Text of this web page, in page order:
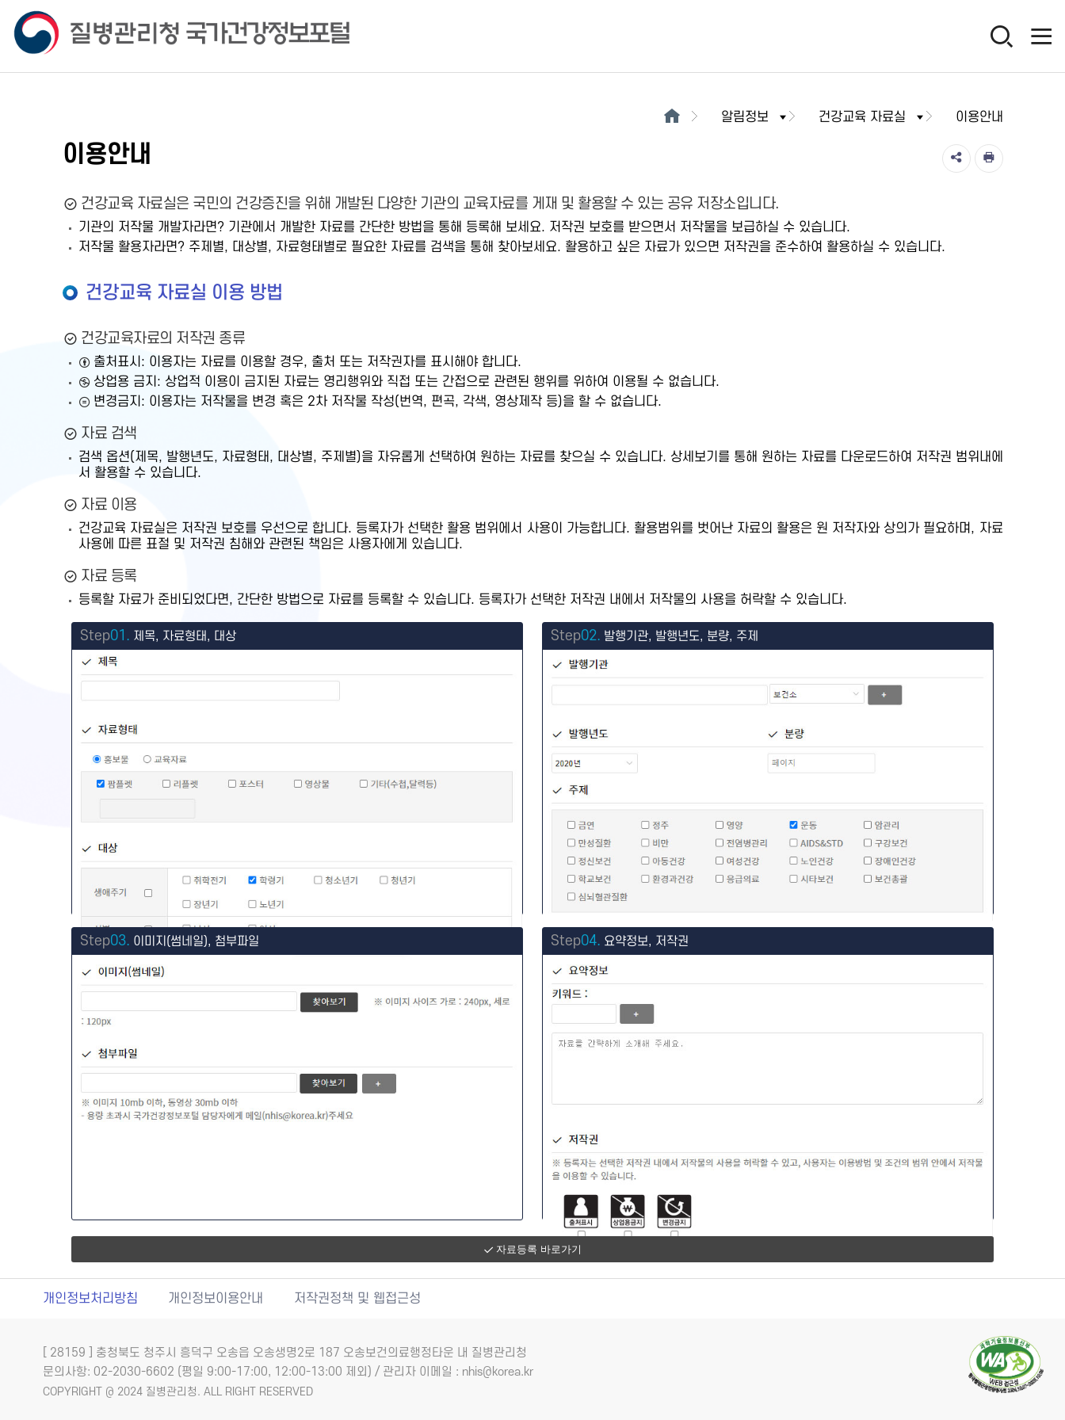
알림정보 건강교육 자료실 이용안내
이용안내
건강교육 자료실은 국민의 건강증진을 위해 개발된 다양한 기관의 교육자료를 게재 및 활용할 수 있는 공유 저장소입니다.
기관의 저작물 개발자라면? 기관에서 개발한 자료를 간단한 방법을 통해 등록해 보세요. 저작권 보호를 받으면서 저작물을 보급하실 수 있습니다.
저작물 활용자라면? 주제별, 대상별, 자료형태별로 필요한 자료를 검색을 통해 찾아보세요. 활용하고 싶은 자료가 있으면 저작권을 준수하여 활용하실 수 있습니다.
건강교육 자료실 이용 방법
건강교육자료의 저작권 종류
출처표시: 이용자는 자료를 이용할 경우, 출처 또는 저작권자를 표시해야 합니다.
상업용 금지: 상업적 이용이 금지된 자료는 영리행위와 직접 또는 간접으로 관련된 행위를 위하여 이용될 수 없습니다.
변경금지: 이용자는 저작물을 변경 혹은 2차 저작물 작성(번역, 편곡, 각색, 영상제작 등)을 할 수 없습니다.
자료 검색
검색 옵션(제목, 발행년도, 자료형태, 대상별, 주제별)을 자유롭게 선택하여 원하는 자료를 찾으실 수 있습니다. 상세보기를 통해 원하는 자료를 다운로드하여 저작권 범위내에
서 활용할 수 있습니다.
자료 이용
건강교육 자료실은 저작권 보호를 우선으로 합니다. 등록자가 선택한 활용 범위에서 사용이 가능합니다. 활용범위를 벗어난 자료의 활용은 원 저작자와 상의가 필요하며, 자료
사용에 따른 표절 및 저작권 침해와 관련된 책임은 사용자에게 있습니다.
자료 등록
등록할 자료가 준비되었다면, 간단한 방법으로 자료를 등록할 수 있습니다. 등록자가 선택한 저작권 내에서 저작물의 사용을 허락할 수 있습니다.
Step01. 제목, 자료형태, 대상 Step02. 발행기관, 발행년도, 분량, 주제
Step03. 이미지(썸네일), 첨부파일 Step04. 요약정보, 저작권
자료등록 바로가기
개인정보처리방침 개인정보이용안내 저작권정책 및 웹접근성
[ 28159 ] 충청북도 청주시 흥덕구 오송읍 오송생명2로 187 오송보건의료행정타운 내 질병관리청
문의사항: 02-2030-6602 (평일 9:00-17:00, 12:00-13:00 제외) / 관리자 이메일 : nhis@korea.kr
COPYRIGHT @ 2024 질병관리청. ALL RIGHT RESERVED